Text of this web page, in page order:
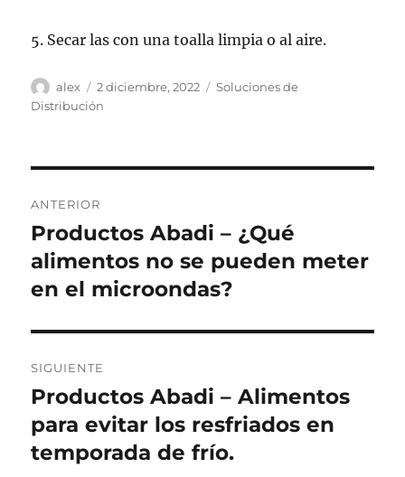
5. Secar las con una toalla limpia o al aire.
Autor
alex
Publicado
el
2 diciembre, 2022 Categorías
Soluciones de
Distribución
de
entradas
ANTERIOR
Entrada
anterior:
Productos Abadi – ¿Qué
alimentos no se pueden meter
en el microondas?
SIGUIENTE
Siguiente
entrada:
Productos Abadi – Alimentos
para evitar los resfriados en
temporada de frío.